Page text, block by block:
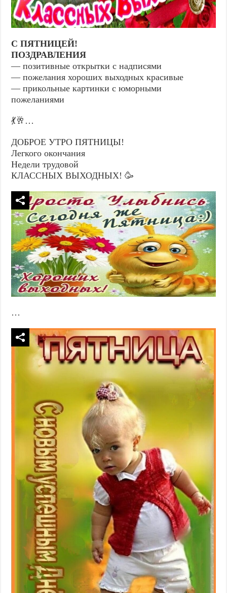
С ПЯТНИЦЕЙ!
ПОЗДРАВЛЕНИЯ
— позитивные открытки с надписями
— пожелания хороших выходных красивые
— прикольные картинки с юморными
пожеланиями
💃🥂…
ДОБРОЕ УТРО ПЯТНИЦЫ!
Легкого окончания
Недели трудовой
КЛАССНЫХ ВЫХОДНЫХ! 🥳
…